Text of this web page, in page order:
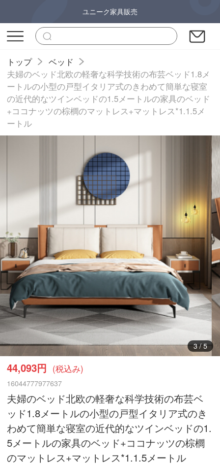
ユニーク家具販売
トップ
ベッド
夫婦のベッド北欧の軽奢な科学技術の布芸ベッド1.8メ
ートルの小型の戸型イタリア式のきわめて簡単な寝室
の近代的なツインベッドの1.5メートルの家具のベッド
+ココナッツの棕櫚のマットレス+マットレス*1.1.5メ
ートル
3/5
44,093円 (税込み)
16044777977637
夫婦のベッド北欧の軽奢な科学技術の布芸ベ
ッド1.8メートルの小型の戸型イタリア式のき
わめて簡単な寝室の近代的なツインベッドの1.
5メートルの家具のベッド+ココナッツの棕櫚
のマットレス+マットレス*1.1.5メートル